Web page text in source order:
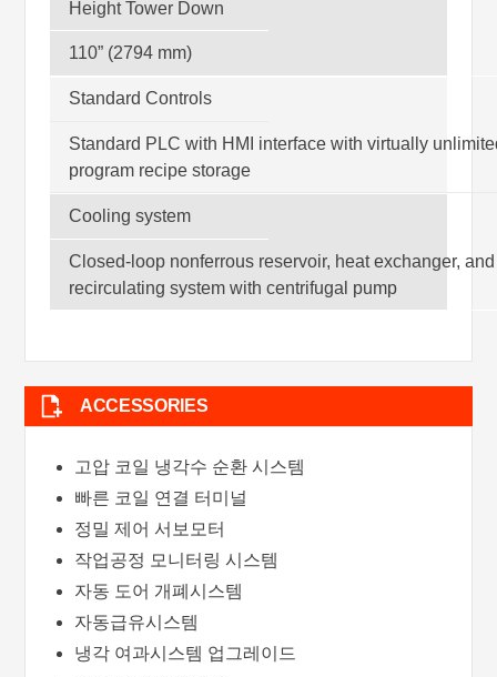
Height Tower Down
110” (2794 mm)
Standard Controls
Standard PLC with HMI interface with virtually
program recipe storage
Cooling system
Closed-loop nonferrous reservoir, heat exchanger, and
recirculating system with centrifugal pump
ACCESSORIES
고압 코일 냉각수 순환 시스템
빠른 코일 연결 터미널
정밀 제어 서보모터
작업공정 모니터링 시스템
자동 도어 개폐시스템
자동급유시스템
냉각 여과시스템 업그레이드